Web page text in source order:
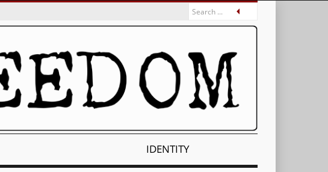
IDENTITY